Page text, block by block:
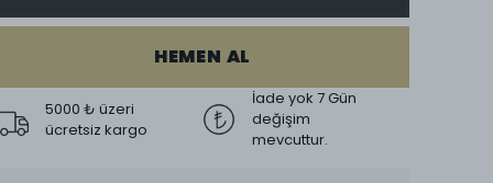
HEMEN AL
5000 ₺ üzeri
ücretsiz kargo
İade yok 7 Gün
değişim
mevcuttur.